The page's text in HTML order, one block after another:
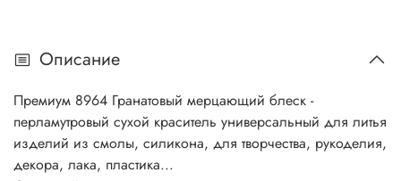
другое... Основной компонент многих перламутровых
слоем диоксида титана, оксида железа, или же двумя
оксидами, имеющими различные показатели
преломления. Перламутровые пигменты хорошо
сочетаются со всеми типами органических красителей,
Описание
Премиум 8964 Гранатовый мерцающий блеск -
перламутровый сухой краситель универсальный для литья
изделий из смолы, силикона, для творчества, рукоделия,
декора, лака, пластика...